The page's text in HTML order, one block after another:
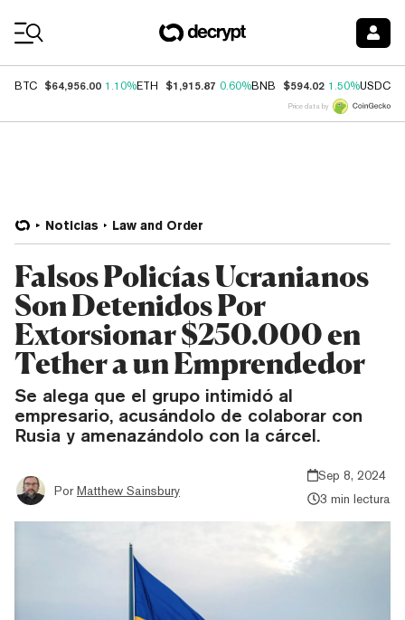
BTC $64,956.00 1.10%ETH $1,915.87 0.60%BNB $594.02 1.50%USDC
Price data by
Noticias Law and Order
Falsos Policías Ucranianos
Son Detenidos Por
Extorsionar $250.000 en
Tether a un Emprendedor
Se alega que el grupo intimidó al
empresario, acusándolo de colaborar con
Rusia y amenazándolo con la cárcel.
Por Matthew Sainsbury
Sep 8, 2024
3 min lectura